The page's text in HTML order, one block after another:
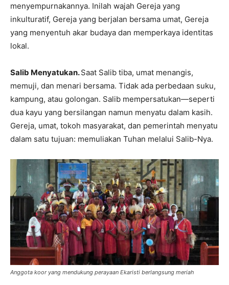
menyempurnakannya. Inilah wajah Gereja yang
inkulturatif, Gereja yang berjalan bersama umat, Gereja
yang menyentuh akar budaya dan memperkaya identitas
lokal.
Salib Menyatukan.Saat Salib tiba, umat menangis,
memuji, dan menari bersama. Tidak ada perbedaan suku,
kampung, atau golongan. Salib mempersatukan—seperti
dua kayu yang bersilangan namun menyatu dalam kasih.
Gereja, umat, tokoh masyarakat, dan pemerintah menyatu
dalam satu tujuan: memuliakan Tuhan melalui Salib-Nya.
Anggota koor yang mendukung perayaan Ekaristi berlangsung meriah